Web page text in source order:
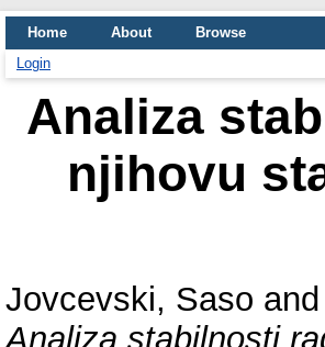
Home About
Browse
Login
Analiza
njihovu
Jovcevski, Saso and
Analiza stabilnosti